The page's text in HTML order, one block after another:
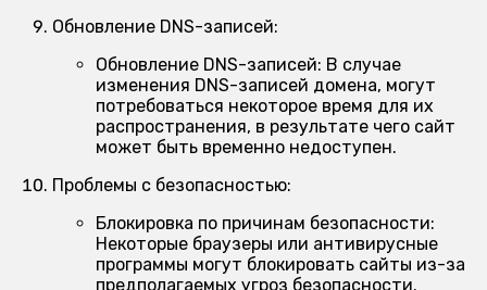
Обновление DNS-записей:
Обновление DNS-записей: В случае
изменения DNS-записей домена, могут
потребоваться некоторое время для их
распространения, в результате чего сайт
может быть временно недоступен.
Проблемы с безопасностью:
Блокировка по причинам безопасности:
Некоторые браузеры или антивирусные
программы могут блокировать сайты из-за
предполагаемых угроз безопасности.